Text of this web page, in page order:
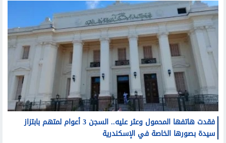
فقدت هاتفها المحمول وعثر عليه.. السجن 3 أعوام لمتهم بابتزاز
سيدة بصورها الخاصة في الإسكندرية